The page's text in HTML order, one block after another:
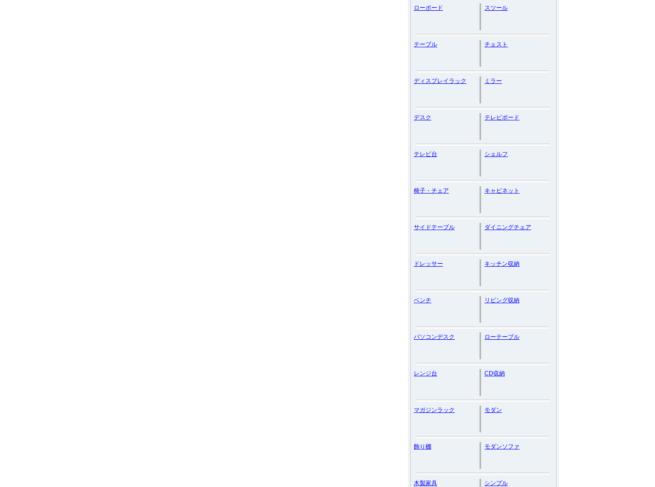
ローボード スツール
テーブル チェスト
ディスプレイラック ミラー
デスク テレビボード
テレビ台 シェルフ
椅子・チェア キャビネット
サイドテーブル ダイニングチェア
ドレッサー キッチン収納
ベンチ リビング収納
パソコンデスク ローテーブル
レンジ台 CD収納
マガジンラック モダン
飾り棚 モダンソファ
木製家具 シンプル